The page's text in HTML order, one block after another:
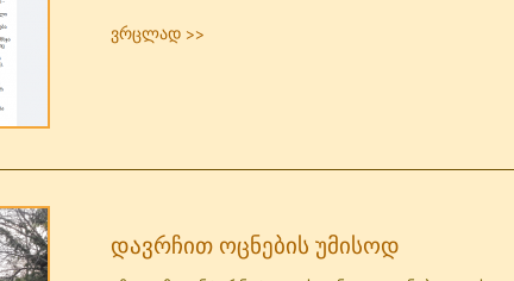
ვრცლად >>
დავრჩით ოცნების უმისოდ